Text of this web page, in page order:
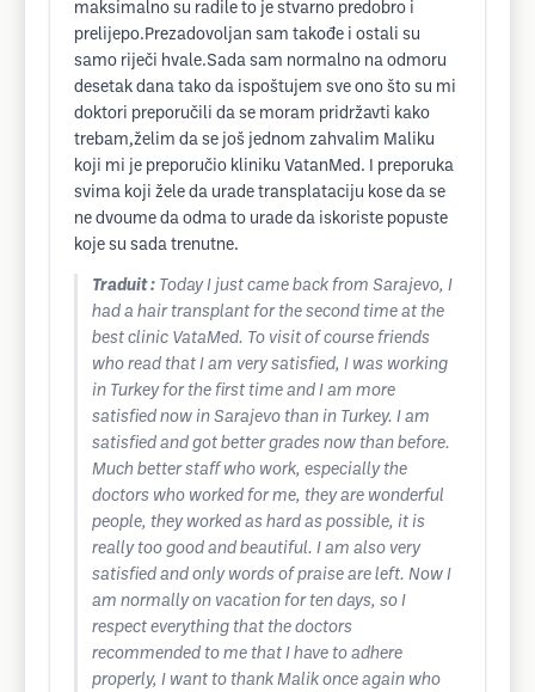
maksimalno su radile to je stvarno predobro i
prelijepo.Prezadovoljan sam takođe i ostali su
samo riječi hvale.Sada sam normalno na odmoru
desetak dana tako da ispoštujem sve ono što su mi
doktori preporučili da se moram pridržavti kako
trebam,želim da se još jednom zahvalim Maliku
koji mi je preporučio kliniku VatanMed. I preporuka
svima koji žele da urade transplataciju kose da se
ne dvoume da odma to urade da iskoriste popuste
koje su sada trenutne.
Traduit : Today I just came back from Sarajevo, I
had a hair transplant for the second time at the
best clinic VataMed. To visit of course friends
who read that I am very satisfied, I was working
in Turkey for the first time and I am more
satisfied now in Sarajevo than in Turkey. I am
satisfied and got better grades now than before.
Much better staff who work, especially the
doctors who worked for me, they are wonderful
people, they worked as hard as possible, it is
really too good and beautiful. I am also very
satisfied and only words of praise are left. Now I
am normally on vacation for ten days, so I
respect everything that the doctors
recommended to me that I have to adhere
properly, I want to thank Malik once again who